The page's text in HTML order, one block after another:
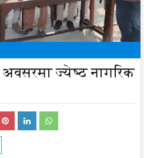
ज्येष्ठ नागरिक